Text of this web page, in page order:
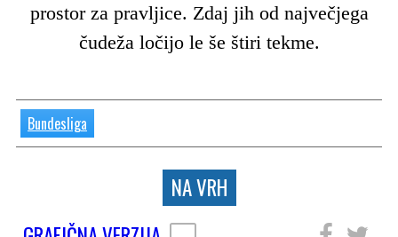
prostor za pravljice. Zdaj jih od največjega
čudeža ločijo le še štiri tekme.
Bundesliga
NA VRH